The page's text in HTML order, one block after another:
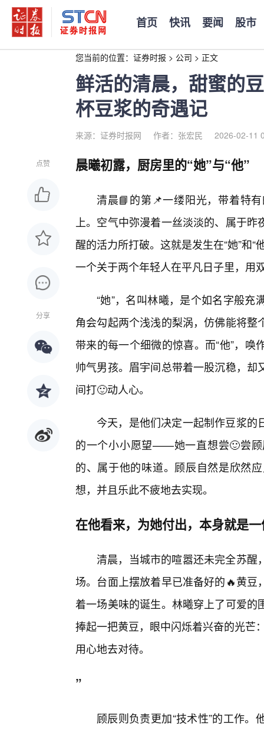
首页 快讯 要闻 股市
您当前的位置： 证券时报 > 公司 > 正文
鲜活的清晨，甜蜜的
杯豆浆的奇遇记
来源：证券时报网 作者：张宏民 2026-02-11
点赞
分享
晨曦初露，厨房里的“她”与“他”
清晨📘的第📌一缕阳光，带着特
上。空气中弥漫着一丝淡淡的、属于
醒的活力所打破。这就是发生在“她”和
一个关于两个年轻人在平凡日子里，用
“她”，名叫林曦，是个如名字般
角会勾起两个浅浅的梨涡，仿佛能将
带来的每一个细微的惊喜。而“他”，
帅气男孩。眉宇间总带着一股沉稳，
间打🙂动人心。
今天，是他们决定一起制作豆浆的
的一个小小愿望——她一直想尝🙂尝
的、属于他的味道。顾辰自然是欣然
想，并且乐此不疲地去实现。
在他看来，为她付出，本身就是
清晨，当城市的喧嚣还未完全苏醒
场。台面上摆放着早已准备好的🔥黄
着一场美味的诞生。林曦穿上了可爱
捧起一把黄豆，眼中闪烁着兴奋的光芒
用心地去对待。
”
顾辰则负责更加“技术性”的工作